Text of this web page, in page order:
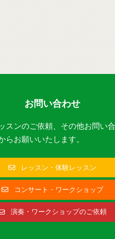
お問い合わせ
スンのご依頼、その他お問い
らお願いいたします。
レッスン・体験レッスン
コンサート・ワークショップ
演奏・ワークショップのご依頼